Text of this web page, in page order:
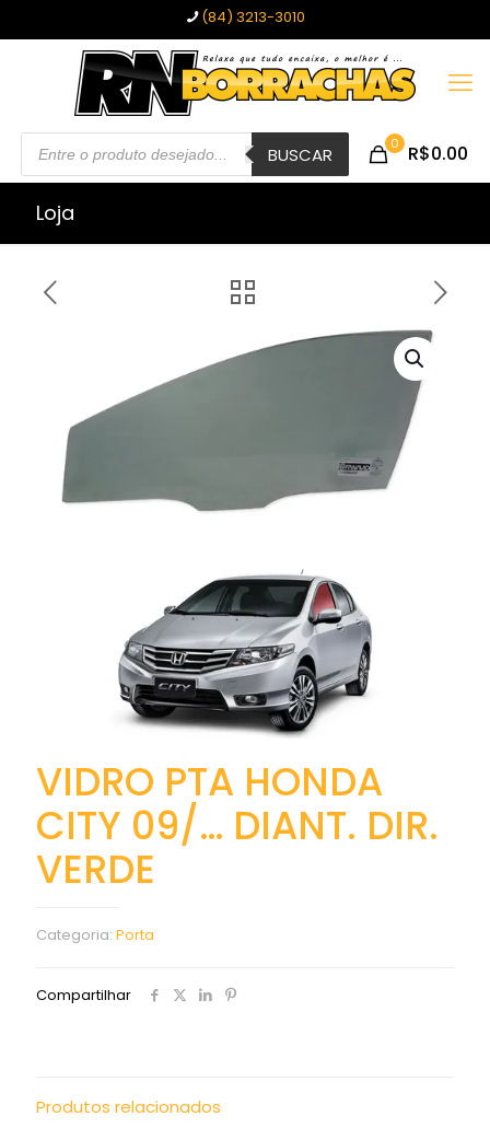
(84) 3213-3010
Pesquisar
produtos BUSCAR 0 R$0.00
Loja
VIDRO PTA HONDA
CITY 09/… DIANT. DIR.
VERDE
Categoria: Porta
Compartilhar
Produtos relacionados